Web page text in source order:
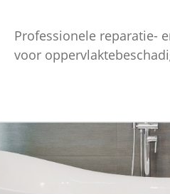
Professionele reparatie-
voor